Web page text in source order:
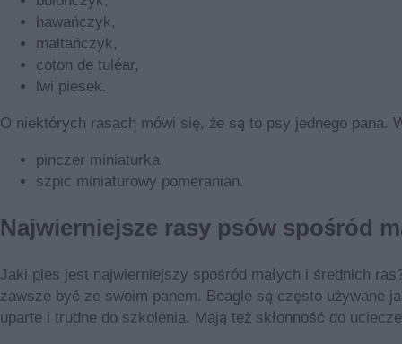
hawańczyk,
maltańczyk,
coton de tuléar,
lwi piesek.
O niektórych rasach mówi się, że są to psy jednego pana.
pinczer miniaturka,
szpic miniaturowy pomeranian.
Najwierniejsze rasy psów spośród
Jaki pies jest najwierniejszy spośród małych i średnich
zawsze być ze swoim panem. Beagle są często używane
uparte i trudne do szkolenia. Mają też skłonność do